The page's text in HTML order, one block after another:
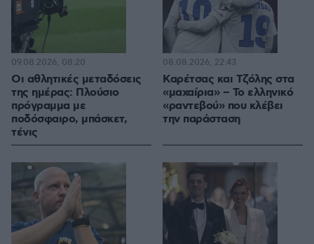
Οι αθλητικές μεταδόσεις
της ημέρας: Πλούσιο
πρόγραμμα με
ποδόσφαιρο, μπάσκετ,
τένις
09.08.2026, 08:20
Καρέτσας και Τζόλης στα
«μαχαίρια» – Το ελληνικό
«ραντεβού» που κλέβει
την παράσταση
08.08.2026, 22:43